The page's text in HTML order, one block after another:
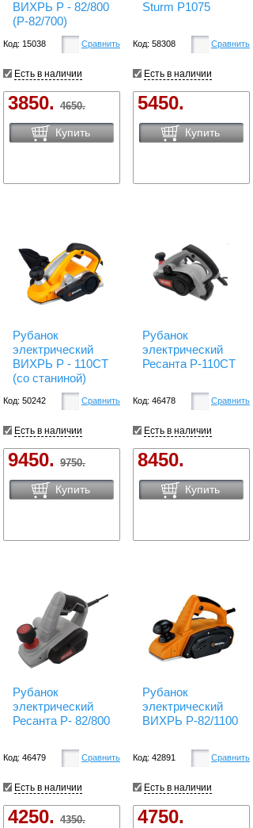
ВИХРЬ Р - 82/800
(Р-82/700)
Код: 15038 Сравнить
Есть в наличии
3850. 4650.
Купить
Sturm P1075
Код: 58308 Сравнить
Есть в наличии
5450.
Купить
Рубанок
электрический
ВИХРЬ Р - 110СТ
(со станиной)
Код: 50242 Сравнить
Есть в наличии
9450. 9750.
Купить
Рубанок
электрический
Ресанта Р-110СТ
Код: 46478 Сравнить
Есть в наличии
8450.
Купить
Рубанок
электрический
Ресанта Р- 82/800
Код: 46479 Сравнить
Есть в наличии
4250. 4350.
Рубанок
электрический
ВИХРЬ Р-82/1100
Код: 42891 Сравнить
Есть в наличии
4750.